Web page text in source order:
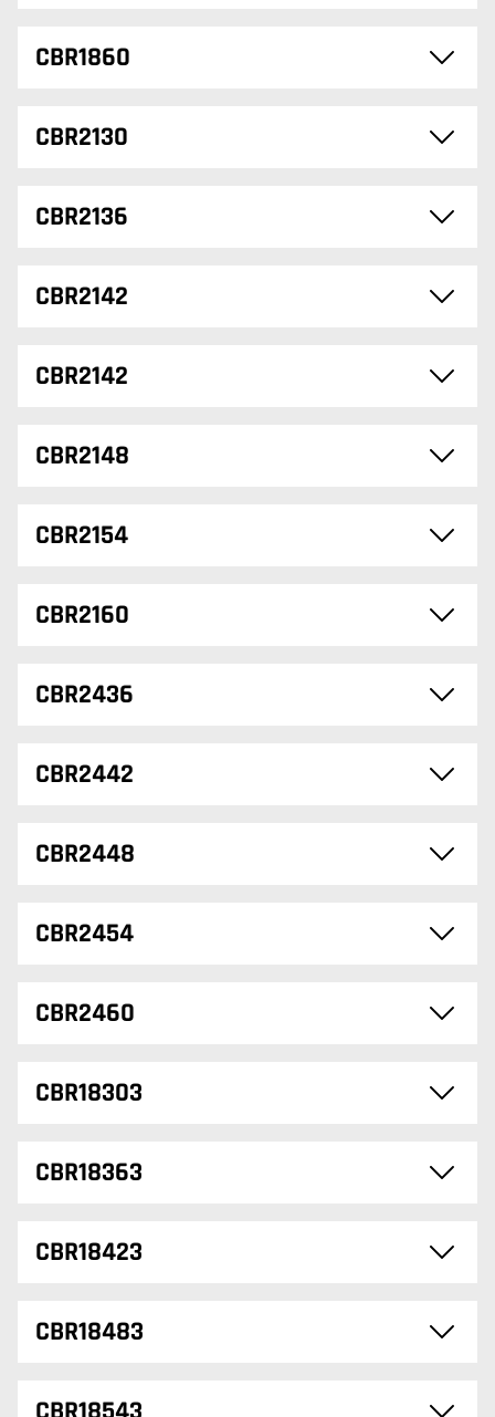
CBR1860
CBR2130
CBR2136
CBR2142
CBR2142
CBR2148
CBR2154
CBR2160
CBR2436
CBR2442
CBR2448
CBR2454
CBR2460
CBR18303
CBR18363
CBR18423
CBR18483